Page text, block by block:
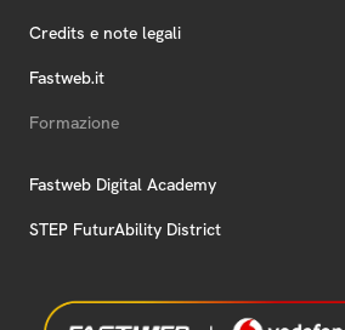
Credits e note legali
Fastweb.it
Formazione
Fastweb Digital Academy
STEP FuturAbility District